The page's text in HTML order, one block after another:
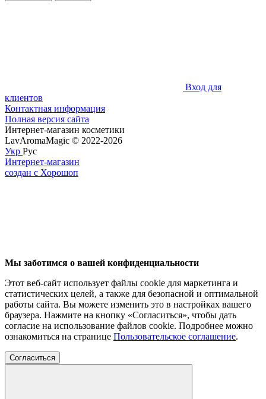
Вход для
клиентов
Контактная информация
Полная версия сайта
Интернет-магазин косметики
LavAromaMagic © 2022-2026
Укр Рус
Интернет-магазин
создан с Хорошоп
Мы заботимся о вашей конфиденциальности
Этот веб-сайт использует файлы cookie для маркетинга и
статистических целей, а также для безопасной и оптимальной
работы сайта. Вы можете изменить это в настройках вашего
браузера. Нажмите на кнопку «Согласиться», чтобы дать
согласие на использование файлов cookie. Подробнее можно
ознакомиться на странице Пользовательское соглашение.
Согласиться